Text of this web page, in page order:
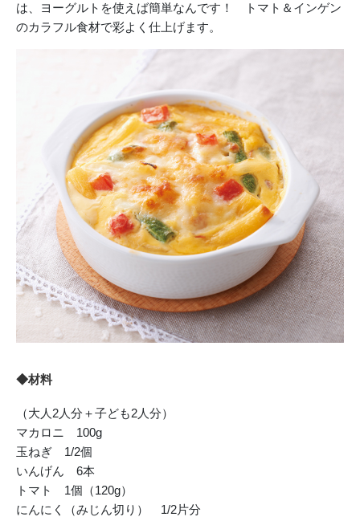
は、ヨーグルトを使えば簡単なんです！ トマト＆インゲン
のカラフル食材で彩よく仕上げます。
◆材料
（大人2人分＋子ども2人分）
マカロニ 100g
玉ねぎ 1/2個
いんげん 6本
トマト 1個（120g）
にんにく（みじん切り） 1/2片分